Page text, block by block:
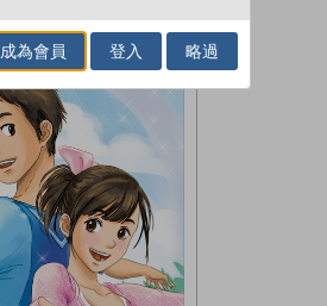
成為會員 登入 略過